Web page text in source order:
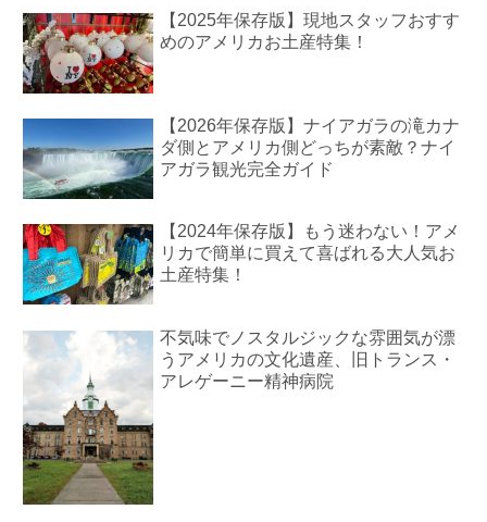
【2025年保存版】現地スタッフおすす
めのアメリカお土産特集！
【2026年保存版】ナイアガラの滝カナ
ダ側とアメリカ側どっちが素敵？ナイ
アガラ観光完全ガイド
【2024年保存版】もう迷わない！アメ
リカで簡単に買えて喜ばれる大人気お
土産特集！
不気味でノスタルジックな雰囲気が漂
うアメリカの文化遺産、旧トランス・
アレゲーニー精神病院